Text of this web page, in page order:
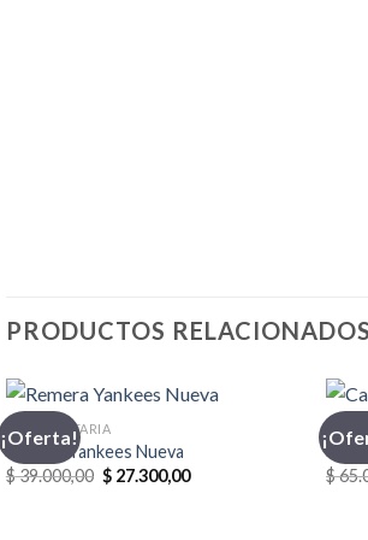
PRODUCTOS RELACIONADOS
¡Oferta!
INDUMENTARIA
Remera Yankees Nueva
$39.000,00 El
precio
$ 27.300,00El
$